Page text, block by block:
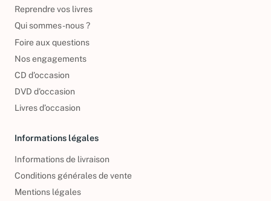
Reprendre vos livres
Qui sommes-nous ?
Foire aux questions
Nos engagements
CD d'occasion
DVD d'occasion
Livres d’occasion
Informations légales
Informations de livraison
Conditions générales de vente
Mentions légales